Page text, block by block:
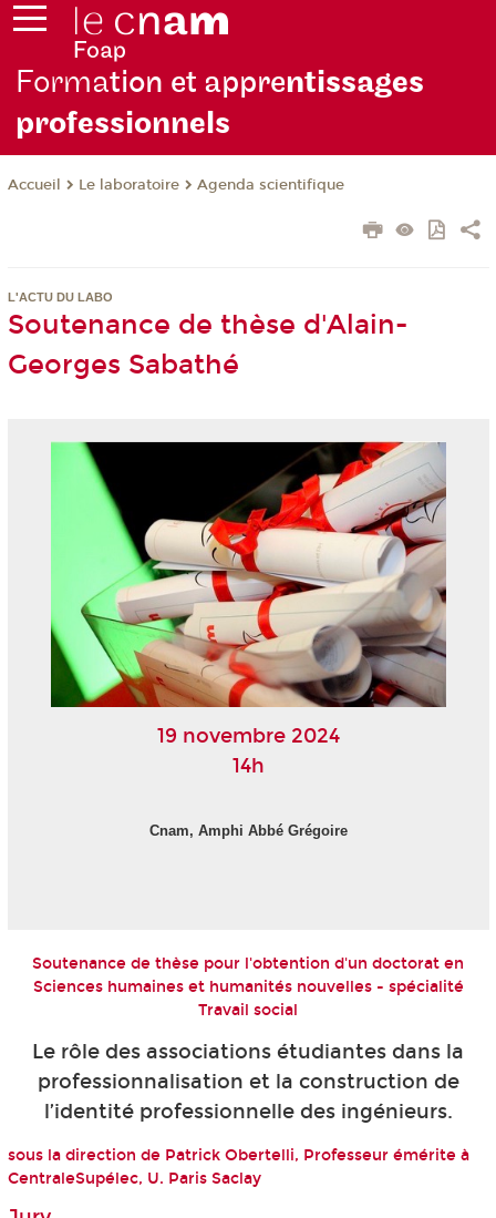
Formation et apprentissages
professionnels
Accueil Le laboratoire Agenda scientifique
L'ACTU DU LABO
Soutenance de thèse d'Alain-
Georges Sabathé
19 novembre 2024
14h
Cnam, Amphi Abbé Grégoire
Soutenance de thèse pour l'obtention d'un doctorat en
Sciences humaines et humanités nouvelles - spécialité
Travail social
Le rôle des associations étudiantes dans la
professionnalisation et la construction de
l’identité professionnelle des ingénieurs.
sous la direction de Patrick Obertelli, Professeur émérite à
CentraleSupélec, U. Paris Saclay